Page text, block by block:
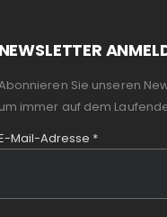
NEWSLETTER
Sie unseren
um immer auf dem
Mail-Adresse *